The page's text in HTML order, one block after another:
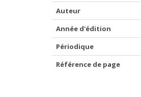
Auteur
Année d'édition
Périodique
Référence de page